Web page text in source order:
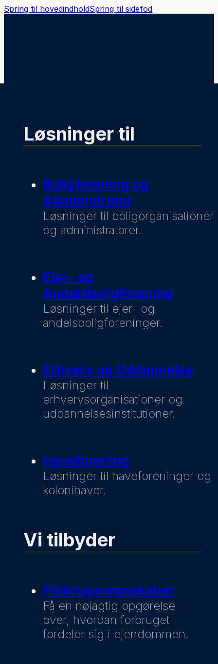
Spring til hovedindholdSpring til sidefod
Løsninger til
Boligforening og
Administrator
Løsninger til boligorganisationer
og administratorer.
Ejer- og
Andelsboligforening
Løsninger til ejer- og
andelsboligforeninger.
Erhverv og Uddannelse
Løsninger til
erhvervsorganisationer og
uddannelsesinstitutioner.
Haveforening
Løsninger til haveforeninger og
kolonihaver.
Vi tilbyder
Forbrugsregnskaber
Få en nøjagtig opgørelse
over, hvordan forbruget
fordeler sig i ejendommen.